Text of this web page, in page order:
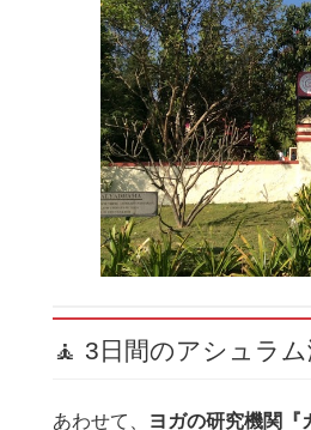
🧘 3日間のアシュラ
あわせて、 ヨガの研究機関『